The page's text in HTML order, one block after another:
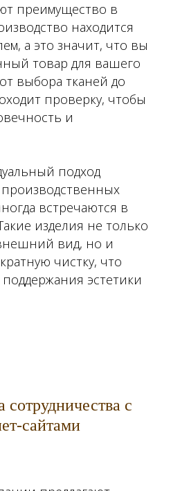
преимущество в
находится
а это значит, что вы
товар для вашего
выбора тканей до
проверку, чтобы
и
подход
встречаются в
изделия не только
вид, но и
чистку, что
эстетики
с
сайтами